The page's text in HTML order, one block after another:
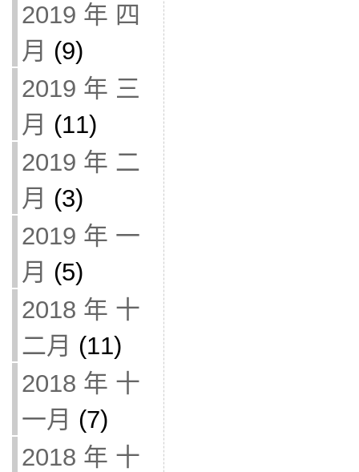
2019 年 四
月 (9)
2019 年 三
月 (11)
2019 年 二
月 (3)
2019 年 一
月 (5)
2018 年 十
二月 (11)
2018 年 十
一月 (7)
2018 年 十